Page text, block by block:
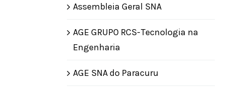
Assembleia Geral SNA
AGE GRUPO RCS-Tecnologia na
Engenharia
AGE SNA do Paracuru